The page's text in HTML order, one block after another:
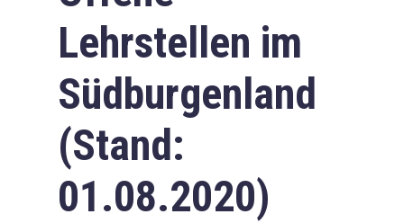
Lehrstellen im
Südburgenland
(Stand:
01.08.2020)